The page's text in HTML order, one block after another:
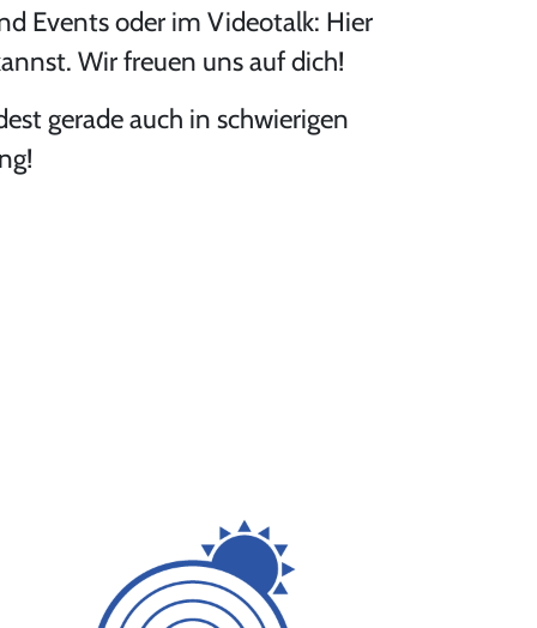
Events oder im Videotalk: Hier
Wir freuen uns auf dich!
gerade auch in schwierigen